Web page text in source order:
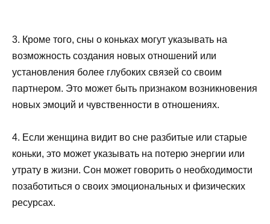
3. Кроме того, сны о коньках могут указывать на
возможность создания новых отношений или
установления более глубоких связей со своим
партнером. Это может быть признаком возникновения
новых эмоций и чувственности в отношениях.
4. Если женщина видит во сне разбитые или старые
коньки, это может указывать на потерю энергии или
утрату в жизни. Сон может говорить о необходимости
позаботиться о своих эмоциональных и физических
ресурсах.